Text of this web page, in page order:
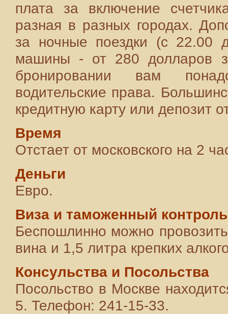
плата за включение
разная в разных городах.
за ночные поездки (с 22.00
машины - от 280 долларов
бронировании вам
водительские права.
кредитную карту или депозит
Время
Отстает от московского на 2
Деньги
Евро.
Виза и таможенный контроль
Беспошлинно можно
вина и 1,5 литра крепких
Консульства и Посольства
Посольство в Москве
5. Телефон: 241-15-33.